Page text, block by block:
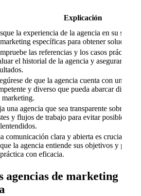
Explicación
la experiencia de la agencia en su sector
específicas para obtener
las referencias y los casos prácticos
el historial de la agencia y asegurarse de
de que la agencia cuenta con un
y diverso que pueda abarcar
marketing.
una agencia que sea transparente sobre sus
y flujos de trabajo para evitar posibles
comunicación clara y abierta es crucial para
la agencia entiende sus objetivos y
con eficacia.
agencias de marketing